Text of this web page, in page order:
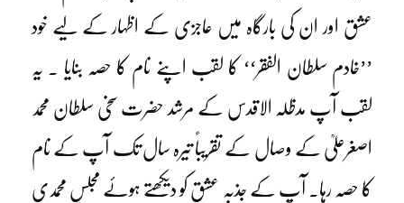
عشق اور ان کی بارگاہ میں عاجزی کے اظہار کے لیے خود
’’خادم سلطان الفقر‘‘ کا لقب اپنے نام کا حصہ بنایا ۔ یہ
لقب آپ مدظلہ الاقدس کے مرشد حضرت سخی سلطان محمد
اصغرعلیؒ کے وصال کے تقریباً تیرہ سال تک آپ کے نام
کا حصہ رہا۔ آپ کے جذبہ عشق کو دیکھتے ہوئے مجلسِ محمدی